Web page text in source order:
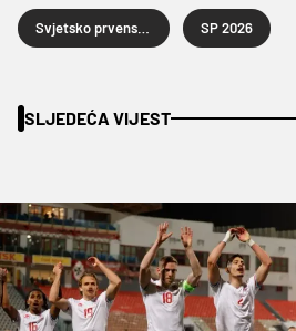
SP 2026
SLJEDEĆA VIJEST